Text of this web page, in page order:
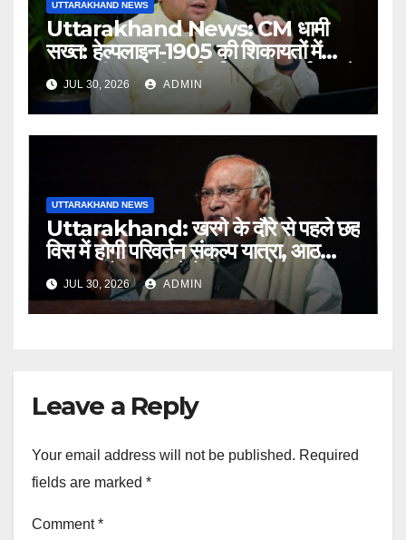
UTTARAKHAND NEWS
Uttarakhand News: CM धामी
सख्त: हेल्पलाइन-1905 की शिकायतों में
लापरवाही पर होगी कार्रवाई, शून्य प्रदर्शन वाले
अधिकारियों को नोटिस…
JUL 30, 2026 ADMIN
UTTARAKHAND NEWS
Uttarakhand: खरगे के दौरे से पहले छह
विस में होगी परिवर्तन संकल्प यात्रा, आठ
अगस्त को हल्द्वानी में रैली
JUL 30, 2026 ADMIN
Leave a Reply
Your email address will not be published. Required
fields are marked *
Comment*